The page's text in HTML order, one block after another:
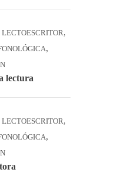
,
,
lectura
,
,